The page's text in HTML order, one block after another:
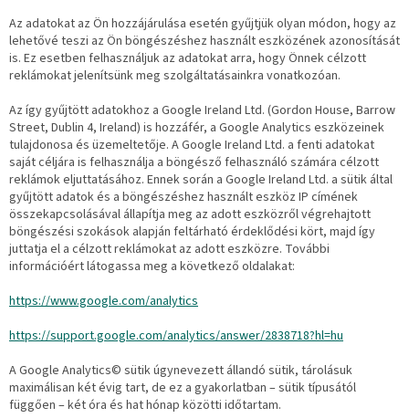
Az adatokat az Ön hozzájárulása esetén gyűjtjük olyan módon, hogy az
lehetővé teszi az Ön böngészéshez használt eszközének azonosítását
is. Ez esetben felhasználjuk az adatokat arra, hogy Önnek célzott
reklámokat jelenítsünk meg szolgáltatásainkra vonatkozóan.
Az így gyűjtött adatokhoz a Google Ireland Ltd. (Gordon House, Barrow
Street, Dublin 4, Ireland) is hozzáfér, a Google Analytics eszközeinek
tulajdonosa és üzemeltetője. A Google Ireland Ltd. a fenti adatokat
saját céljára is felhasználja a böngésző felhasználó számára célzott
reklámok eljuttatásához. Ennek során a Google Ireland Ltd. a sütik által
gyűjtött adatok és a böngészéshez használt eszköz IP címének
összekapcsolásával állapítja meg az adott eszközről végrehajtott
böngészési szokások alapján feltárható érdeklődési kört, majd így
juttatja el a célzott reklámokat az adott eszközre. További
információért látogassa meg a következő oldalakat:
https://www.google.com/analytics
https://support.google.com/analytics/answer/2838718?hl=hu
A Google Analytics© sütik úgynevezett állandó sütik, tárolásuk
maximálisan két évig tart, de ez a gyakorlatban – sütik típusától
függően – két óra és hat hónap közötti időtartam.